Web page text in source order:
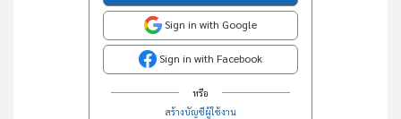
Sign in with Google
Sign in with Facebook
หรือ
สร้างบัญชีผู้ใช้งาน